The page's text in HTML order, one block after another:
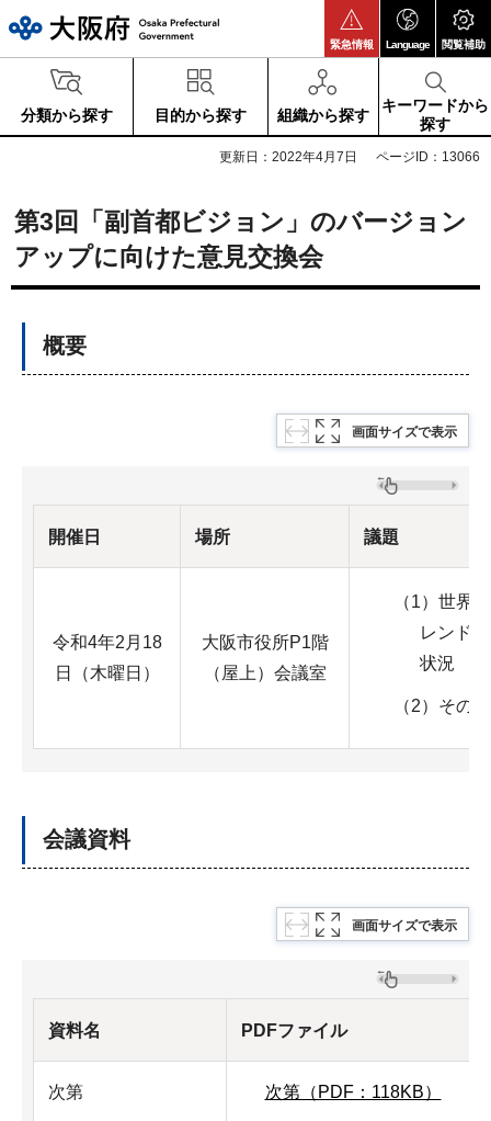
緊急情報 Language 閲覧補助
分類から探す 目的から探す 組織から探す
キーワードから
探す
更新日：2022年4月7日 ページID：13066
第3回「副首都ビジョン」のバージョン
アップに向けた意見交換会
概要
画面サイズで表示
開催日 場所 議題
令和4年2月18
日（木曜日）
大阪市役所P1階
（屋上）会議室
（1）世界
レンド
状況
（2）その他
会議資料
画面サイズで表示
資料名 PDFファイル
次第 次第（PDF：118KB）